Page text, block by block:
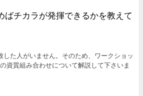
ばチカラが発揮できるかを教えて
た人がいません。そのため、ワークショッ
資質組み合わせについて解説して下さいま